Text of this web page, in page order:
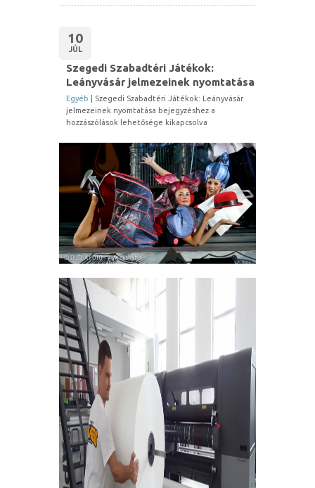
10
JÚL
Szegedi Szabadtéri Játékok:
Leányvásár jelmezeinek nyomtatása
Egyéb
Szegedi Szabadtéri Játékok: Leányvásár
jelmezeinek nyomtatása bejegyzéshez a
hozzászólások lehetősége kikapcsolva